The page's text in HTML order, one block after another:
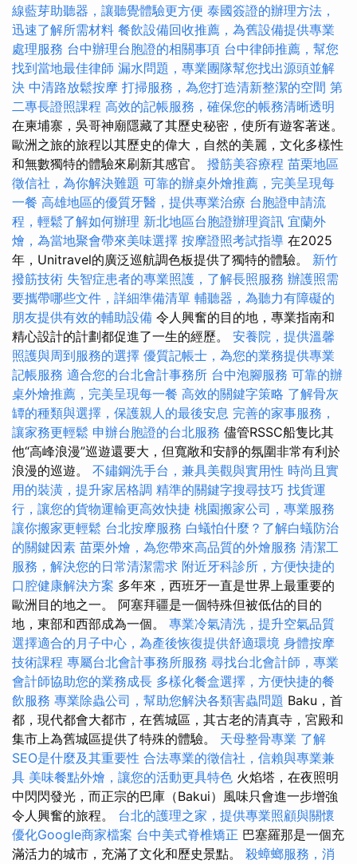
線藍芽助聽器，讓聽覺體驗更方便 泰國簽證的辦理方法，
迅速了解所需材料 餐飲設備回收推薦，為舊設備提供專業
處理服務 台中辦理台胞證的相關事項 台中律師推薦，幫您
找到當地最佳律師 漏水問題，專業團隊幫您找出源頭並解
決 中清路放鬆按摩 打掃服務，為您打造清新整潔的空間 第
二專長證照課程 高效的記帳服務，確保您的帳務清晰透明
在柬埔寨，吳哥神廟隱藏了其歷史秘密，使所有遊客著迷。
歐洲之旅的旅程以其歷史的偉大，自然的美麗，文化多樣性
和無數獨特的體驗來刷新其感官。 撥筋美容療程 苗栗地區
徵信社，為你解決難題 可靠的辦桌外燴推薦，完美呈現每
一餐 高雄地區的優質牙醫，提供專業治療 台胞證申請流
程，輕鬆了解如何辦理 新北地區台胞證辦理資訊 宜蘭外
燴，為當地聚會帶來美味選擇 按摩證照考試指導 在2025
年，Unitravel的廣泛巡航調色板提供了獨特的體驗。 新竹
撥筋技術 失智症患者的專業照護，了解長照服務 辦護照需
要攜帶哪些文件，詳細準備清單 輔聽器，為聽力有障礙的
朋友提供有效的輔助設備 令人興奮的目的地，專業指南和
精心設計的計劃都促進了一生的經歷。 安養院，提供溫馨
照護與周到服務的選擇 優質記帳士，為您的業務提供專業
記帳服務 適合您的台北會計事務所 台中泡腳服務 可靠的辦
桌外燴推薦，完美呈現每一餐 高效的關鍵字策略 了解骨灰
罈的種類與選擇，保護親人的最後安息 完善的家事服務，
讓家務更輕鬆 申辦台胞證的台北服務 儘管RSSC船隻比其
他“高峰浪漫”巡遊還要大，但寬敞和安靜的氛圍非常有利於
浪漫的巡遊。 不鏽鋼洗手台，兼具美觀與實用性 時尚且實
用的裝潢，提升家居格調 精準的關鍵字搜尋技巧 找貨運
行，讓您的貨物運輸更高效快捷 桃園搬家公司，專業服務
讓你搬家更輕鬆 台北按摩服務 白蟻怕什麼？了解白蟻防治
的關鍵因素 苗栗外燴，為您帶來高品質的外燴服務 清潔工
服務，解決您的日常清潔需求 附近牙科診所，方便快捷的
口腔健康解決方案 多年來，西班牙一直是世界上最重要的
歐洲目的地之一。 阿塞拜疆是一個特殊但被低估的目的
地，東部和西部成為一個。 專業冷氣清洗，提升空氣品質
選擇適合的月子中心，為產後恢復提供舒適環境 身體按摩
技術課程 專屬台北會計事務所服務 尋找台北會計師，專業
會計師協助您的業務成長 多樣化餐盒選擇，方便快捷的餐
飲服務 專業除蟲公司，幫助您解決各類害蟲問題 Baku，首
都，現代都會大都市，在舊城區，其古老的清真寺，宮殿和
集市上為舊城區提供了特殊的體驗。 天母整骨專業 了解
SEO是什麼及其重要性 合法專業的徵信社，信賴與專業兼
具 美味餐點外燴，讓您的活動更具特色 火焰塔，在夜照明
中閃閃發光，而正宗的巴庫（Bakui）風味只會進一步增強
令人興奮的旅程。 台北的護理之家，提供專業照顧與關懷
優化Google商家檔案 台中美式脊椎矯正 巴塞羅那是一個充
滿活力的城市，充滿了文化和歷史景點。 殺蟑螂服務，消